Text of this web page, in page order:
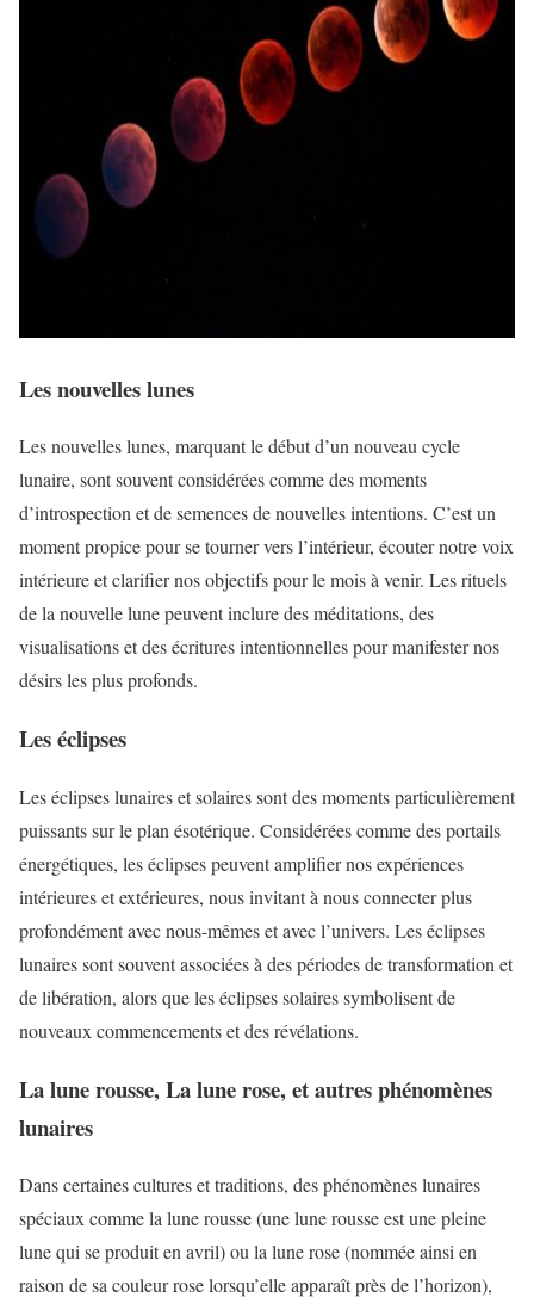
Les nouvelles lunes
Les nouvelles lunes, marquant le début d’un nouveau cycle
lunaire, sont souvent considérées comme des moments
d’introspection et de semences de nouvelles intentions. C’est un
moment propice pour se tourner vers l’intérieur, écouter notre voix
intérieure et clarifier nos objectifs pour le mois à venir. Les rituels
de la nouvelle lune peuvent inclure des méditations, des
visualisations et des écritures intentionnelles pour manifester nos
désirs les plus profonds.
Les éclipses
Les éclipses lunaires et solaires sont des moments particulièrement
puissants sur le plan ésotérique. Considérées comme des portails
énergétiques, les éclipses peuvent amplifier nos expériences
intérieures et extérieures, nous invitant à nous connecter plus
profondément avec nous-mêmes et avec l’univers. Les éclipses
lunaires sont souvent associées à des périodes de transformation et
de libération, alors que les éclipses solaires symbolisent de
nouveaux commencements et des révélations.
La lune rousse, La lune rose, et autres phénomènes
lunaires
Dans certaines cultures et traditions, des phénomènes lunaires
spéciaux comme la lune rousse (une lune rousse est une pleine
lune qui se produit en avril) ou la lune rose (nommée ainsi en
raison de sa couleur rose lorsqu’elle apparaît près de l’horizon),